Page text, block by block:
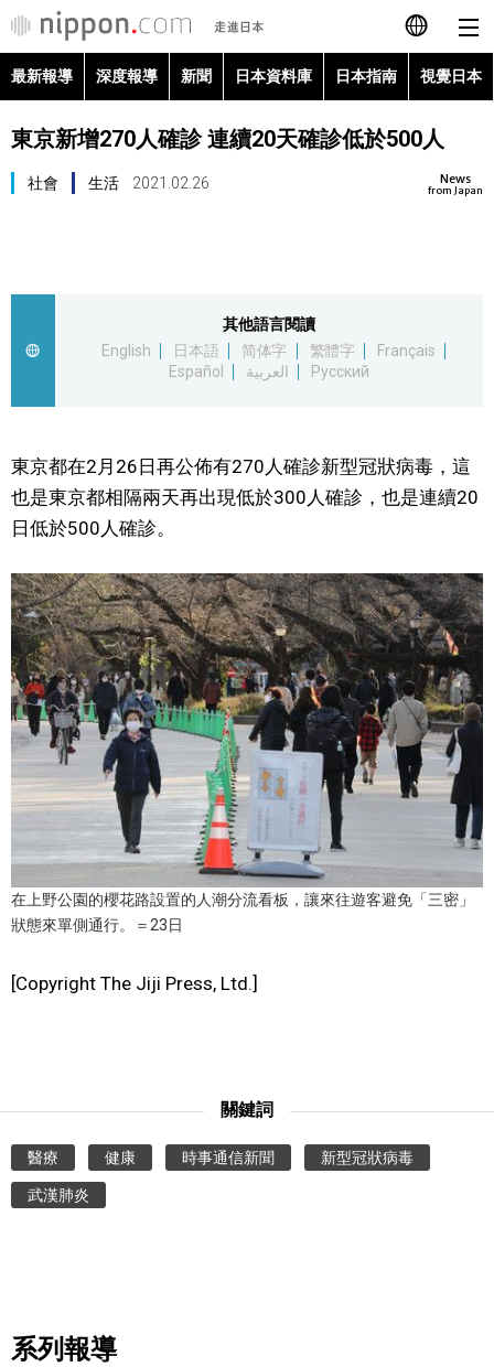
日本語
English
العربية
日本指南
視覺日本
臺灣香港
更多
人物訪談
日本入門
政治外交
社會
生活
教育
official SNS
最新報導 深度報導 新聞 日本資料庫 日本指南 視覺日本
東京新增270人確診 連續20天確診低於500人
News
from Japan
社會 生活 2021.02.26
其他語言閱讀
English
日本語 简体字 繁體字
Français
Español
العربية Русский
東京都在2月26日再公佈有270人確診新型冠狀病毒，這
也是東京都相隔兩天再出現低於300人確診，也是連續20
日低於500人確診。
在上野公園的櫻花路設置的人潮分流看板，讓來往遊客避免「三密」
狀態來單側通行。＝23日
[Copyright The Jiji Press, Ltd.]
關鍵詞
醫療 健康 時事通信新聞 新型冠狀病毒
武漢肺炎
系列報導